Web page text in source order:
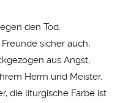
den Tod.
sicher auch,
aus Angst,
Herrn und Meister.
die liturgische Farbe ist